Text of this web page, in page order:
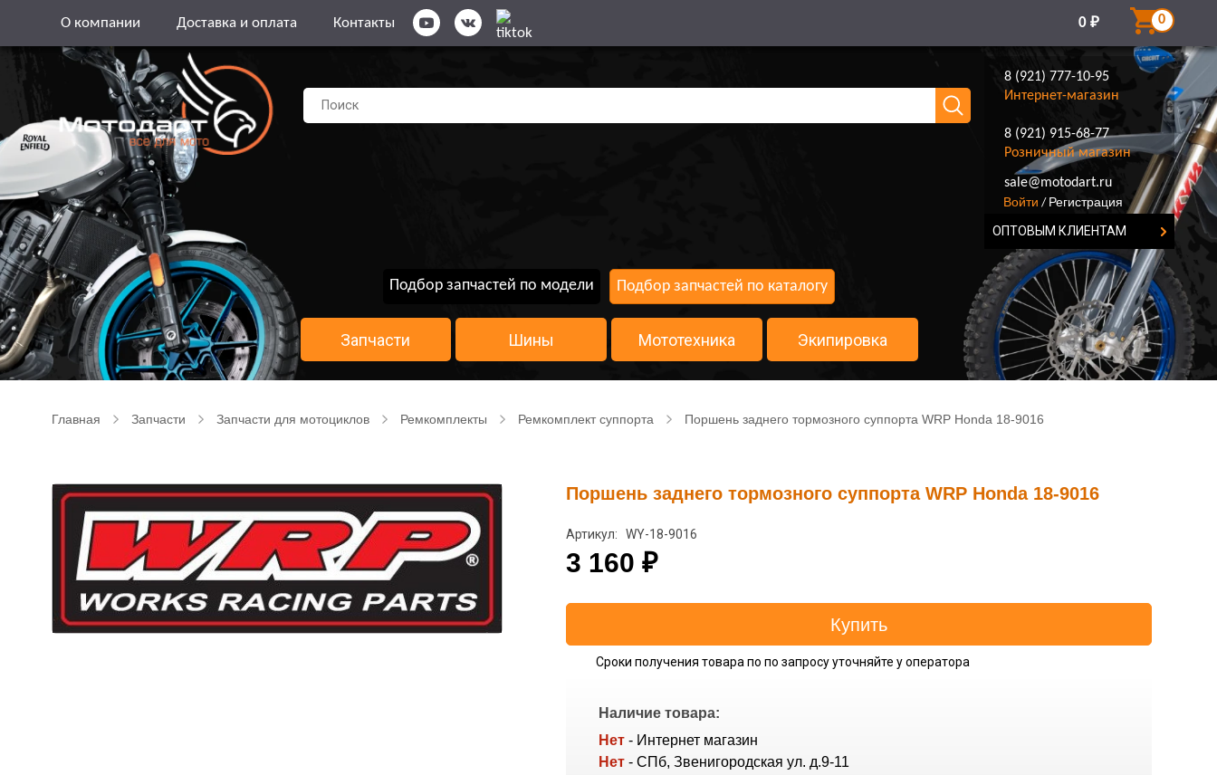
О компании Доставка и оплата Контакты 0 ₽ 0
8 (921) 777-10-95
Интернет-магазин
8 (921) 915-68-77
Розничный магазин
8 (921) 777-10-95
sale@motodart.ru
Войти / Регистрация
ОПТОВЫМ КЛИЕНТАМ
Подбор запчастей по модели Подбор запчастей по каталогу
Запчасти Шины Мототехника Экипировка
Главная Запчасти Запчасти для мотоциклов Ремкомплекты Ремкомплект суппорта Поршень заднего тормозного суппорта WRP Honda 18-9016
Поршень заднего тормозного суппорта WRP Honda 18-9016
Артикул: WY-18-9016
3 160 ₽
Сроки получения товара по по запросу уточняйте у оператора
Наличие товара:
Нет - Интернет магазин
Нет - СПб, Звенигородская ул. д.9-11